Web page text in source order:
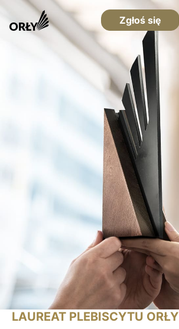
Zgłoś się
LAUREAT PLEBISCYTU ORŁY